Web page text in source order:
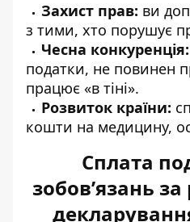
Захист прав: ви
з тими, хто порушує
Чесна конкуренція:
податки, не повинен
працює «в тіні».
Розвиток країни:
кошти на медицину,
Сплата
зобов’язань